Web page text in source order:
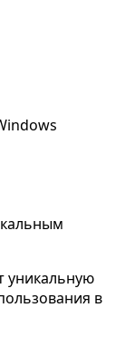
уникальную
в